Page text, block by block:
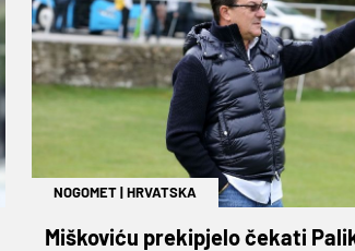
NOGOMET|HRVATSKA
Miškoviću prekipjelo čekati